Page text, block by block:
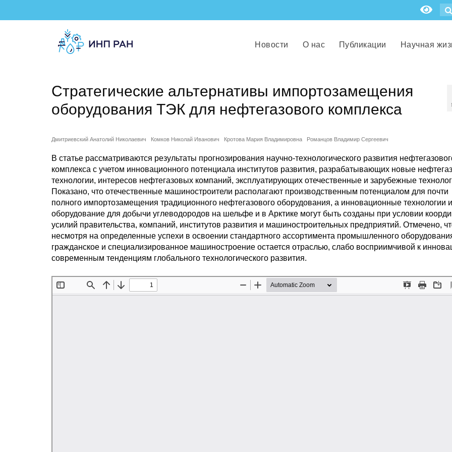
Новости О нас Публикации Научная
Стратегические альтернативы импортозамещения
оборудования ТЭК для нефтегазового комплекса
Дмитриевский Анатолий Николаевич Комков Николай Иванович Кротова Мария Владимировна Романцов Владимир Сергеевич
В статье рассматриваются результаты прогнозирования научно-технологического развития
комплекса с учетом инновационного потенциала институтов развития, разрабатывающих новые
технологии, интересов нефтегазовых компаний, эксплуатирующих отечественные и зарубежные
Показано, что отечественные машиностроители располагают производственным потенциалом для почти
полного импортозамещения традиционного нефтегазового оборудования, а инновационные технологии и
оборудование для добычи углеводородов на шельфе и в Арктике могут быть созданы при условии
усилий правительства, компаний, институтов развития и машиностроительных предприятий. Отмечено,
несмотря на определенные успехи в освоении стандартного ассортимента промышленного
гражданское и специализированное машиностроение остается отраслью, слабо восприимчивой к
современным тенденциям глобального технологического развития.